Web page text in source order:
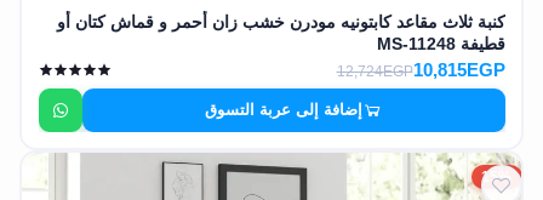
كنبة ثلاث مقاعد كابتونيه مودرن خشب زان أحمر و قماش كتان أو
قطيفة MS-11248
10,815EGP
12,724EGP
إضافة إلى عربة التسوق
15%